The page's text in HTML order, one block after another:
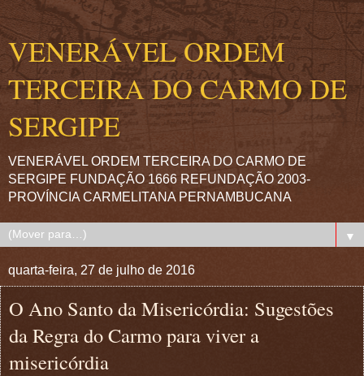
VENERÁVEL ORDEM
TERCEIRA DO CARMO DE
SERGIPE
VENERÁVEL ORDEM TERCEIRA DO CARMO DE
SERGIPE FUNDAÇÃO 1666 REFUNDAÇÃO 2003-
PROVÍNCIA CARMELITANA PERNAMBUCANA
▼
quarta-feira, 27 de julho de 2016
O Ano Santo da Misericórdia: Sugestões
da Regra do Carmo para viver a
misericórdia